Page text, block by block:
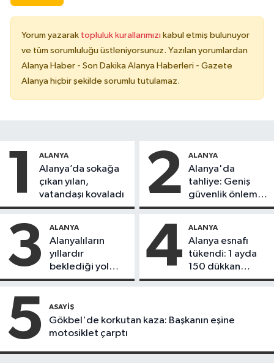
Yorum yazarak topluluk kurallarımızı kabul etmiş bulunuyor
ve tüm sorumluluğu üstleniyorsunuz. Yazılan yorumlardan
Alanya Haber - Son Dakika Alanya Haberleri - Gazete
Alanya hiçbir şekilde sorumlu tutulamaz.
1 ALANYA
Alanya’da sokağa
çıkan yılan,
vatandaşı kovaladı
2 ALANYA
Alanya'da
tahliye: Geniş
güvenlik önlemi
alındı
3 ALANYA
Alanyalıların
yıllardır
beklediği yol
askıdan döndü
4 ALANYA
Alanya esnafı
tükendi: 1 ayda
150 dükkan
kapandı
5 ASAYIŞ
Gökbel'de korkutan kaza: Başkanın eşine
motosiklet çarptı